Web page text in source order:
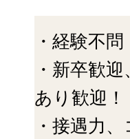
・経験不問
・新卒歓
あり歓迎！
・接遇力